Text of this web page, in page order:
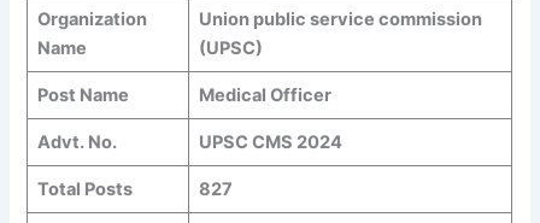
Organization
Name
Union public service commission
(UPSC)
Post Name Medical Officer
Advt. No. UPSC CMS 2024
Total Posts 827